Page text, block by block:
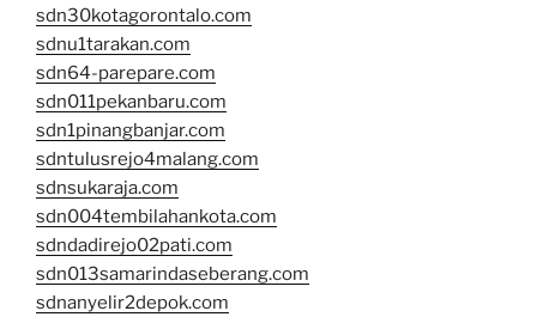
sdn30kotagorontalo.com
sdnu1tarakan.com
sdn64-parepare.com
sdn011pekanbaru.com
sdn1pinangbanjar.com
sdntulusrejo4malang.com
sdnsukaraja.com
sdn004tembilahankota.com
sdndadirejo02pati.com
sdn013samarindaseberang.com
sdnanyelir2depok.com